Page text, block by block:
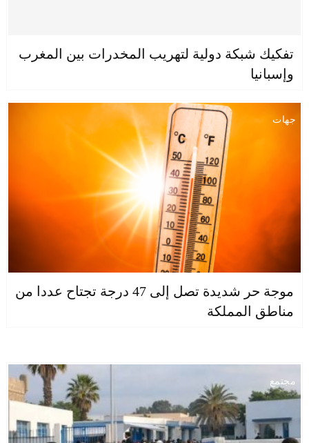
تفكيك شبكة دولية لتهريب المخدرات بين المغرب
وإسبانيا
جهات
موجة حر شديدة تصل إلى 47 درجة تجتاح عددا من
مناطق المملكة
مجتمع